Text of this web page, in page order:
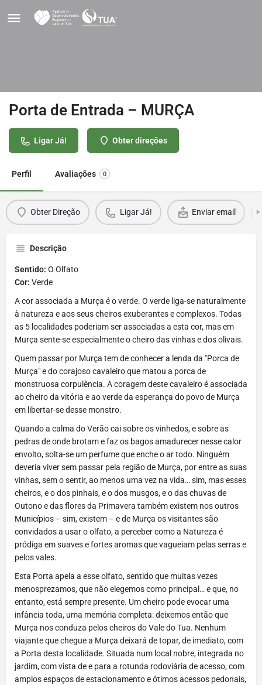
Porta de Entrada – MURÇA
Ligar Já! Obter direções
Perfil Avaliações 0
Obter Direção Ligar Já! Enviar email
Descrição
Sentido: O Olfato
Cor: Verde
A cor associada a Murça é o verde. O verde liga-se naturalmente
à natureza e aos seus cheiros exuberantes e complexos. Todas
as 5 localidades poderiam ser associadas a esta cor, mas em
Murça sente-se especialmente o cheiro das vinhas e dos olivais.
Quem passar por Murça tem de conhecer a lenda da "Porca de
Murça" e do corajoso cavaleiro que matou a porca de
monstruosa corpulência. A coragem deste cavaleiro é associada
ao cheiro da vitória e ao verde da esperança do povo de Murça
em libertar-se desse monstro.
Quando a calma do Verão cai sobre os vinhedos, e sobre as
pedras de onde brotam e faz os bagos amadurecer nesse calor
envolto, solta-se um perfume que enche o ar todo. Ninguém
deveria viver sem passar pela região de Murça, por entre as suas
vinhas, sem o sentir, ao menos uma vez na vida… sim, mas esses
cheiros, e o dos pinhais, e o dos musgos, e o das chuvas de
Outono e das flores da Primavera também existem nos outros
Municípios – sim, existem – e de Murça os visitantes são
convidados a usar o olfato, a perceber como a Natureza é
pródiga em suaves e fortes aromas que vagueiam pelas serras e
pelos vales.
Esta Porta apela a esse olfato, sentido que muitas vezes
menosprezamos, que não elegemos como principal… e que, no
entanto, está sempre presente. Um cheiro pode evocar uma
infância toda, uma memória completa: deixemos então que
Murça nos conduza pelos cheiros do Vale do Tua. Nenhum
viajante que chegue a Murça deixará de topar, de imediato, com
a Porta desta localidade. Situada num local nobre, integrada no
jardim, com vista de e para a rotunda rodoviária de acesso, com
amplos espaços de estacionamento e ótimos acessos pedonais,